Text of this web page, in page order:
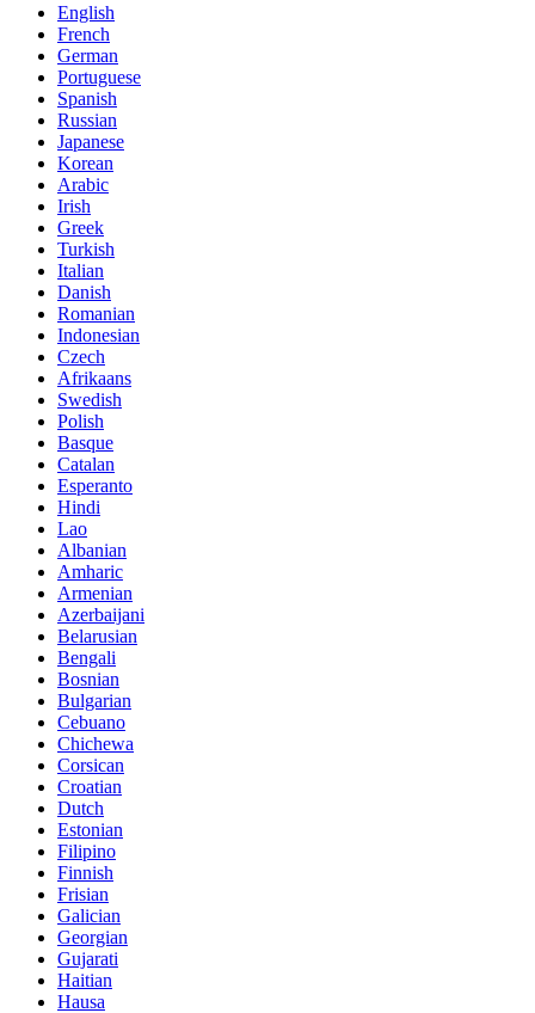
English
French
German
Portuguese
Spanish
Russian
Japanese
Korean
Arabic
Irish
Greek
Turkish
Italian
Danish
Romanian
Indonesian
Czech
Afrikaans
Swedish
Polish
Basque
Catalan
Esperanto
Hindi
Lao
Albanian
Amharic
Armenian
Azerbaijani
Belarusian
Bengali
Bosnian
Bulgarian
Cebuano
Chichewa
Corsican
Croatian
Dutch
Estonian
Filipino
Finnish
Frisian
Galician
Georgian
Gujarati
Haitian
Hausa